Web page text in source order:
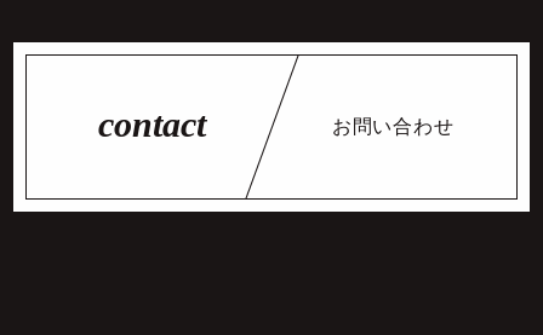
お問い合わせ